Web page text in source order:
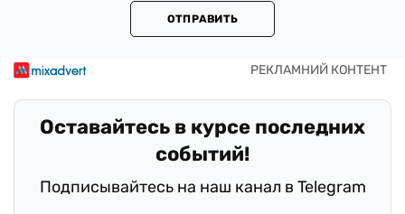
ОТПРАВИТЬ
Оставайтесь в курсе последних
событий!
Подписывайтесь на наш канал в Telegram